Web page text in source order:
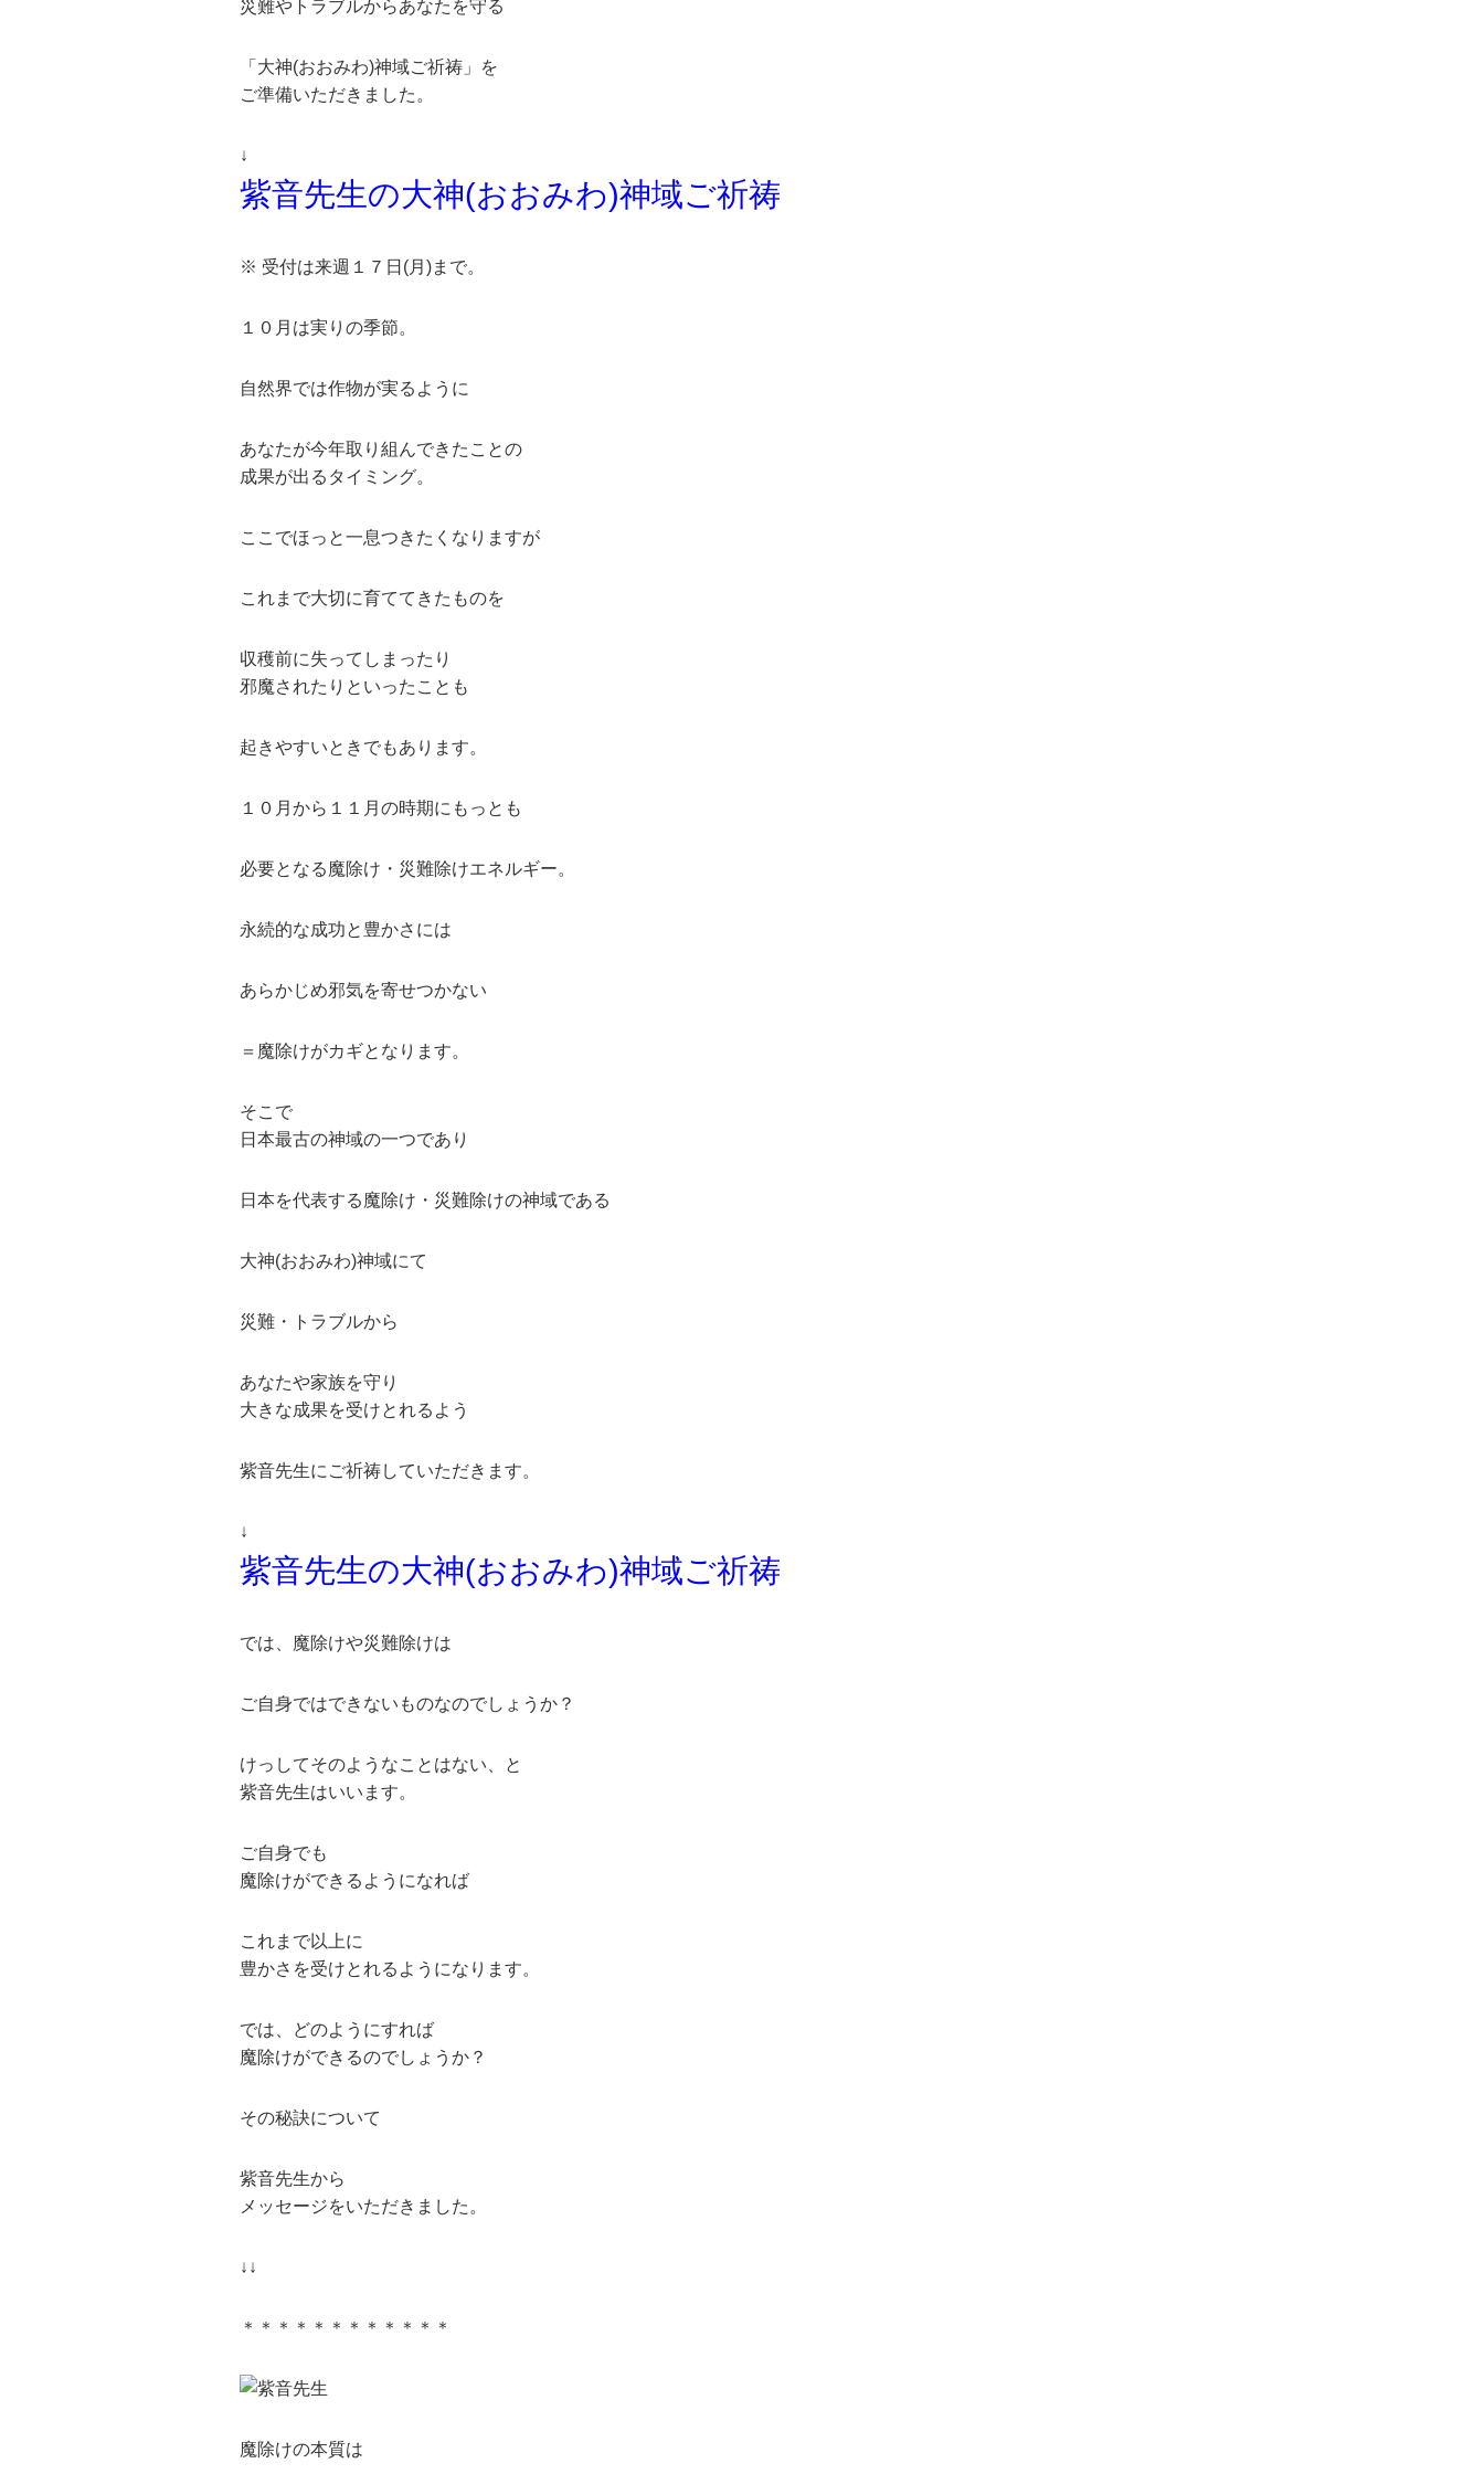
災難やトラブルからあなたを守る
「大神(おおみわ)神域ご祈祷」を
ご準備いただきました。
↓
紫音先生の大神(おおみわ)神域ご祈祷
※ 受付は来週１７日(月)まで。
１０月は実りの季節。
自然界では作物が実るように
あなたが今年取り組んできたことの
成果が出るタイミング。
ここでほっと一息つきたくなりますが
これまで大切に育ててきたものを
収穫前に失ってしまったり
邪魔されたりといったことも
起きやすいときでもあります。
１０月から１１月の時期にもっとも
必要となる魔除け・災難除けエネルギー。
永続的な成功と豊かさには
あらかじめ邪気を寄せつかない
＝魔除けがカギとなります。
そこで
日本最古の神域の一つであり
日本を代表する魔除け・災難除けの神域である
大神(おおみわ)神域にて
災難・トラブルから
あなたや家族を守り
大きな成果を受けとれるよう
紫音先生にご祈祷していただきます。
↓
紫音先生の大神(おおみわ)神域ご祈祷
では、魔除けや災難除けは
ご自身ではできないものなのでしょうか？
けっしてそのようなことはない、と
紫音先生はいいます。
ご自身でも
魔除けができるようになれば
これまで以上に
豊かさを受けとれるようになります。
では、どのようにすれば
魔除けができるのでしょうか？
その秘訣について
紫音先生から
メッセージをいただきました。
↓↓
＊＊＊＊＊＊＊＊＊＊＊＊
魔除けの本質は